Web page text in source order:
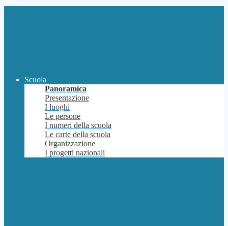
Scuola
Panoramica
Presentazione
I luoghi
Le persone
I numeri della scuola
Le carte della scuola
Organizzazione
I progetti nazionali